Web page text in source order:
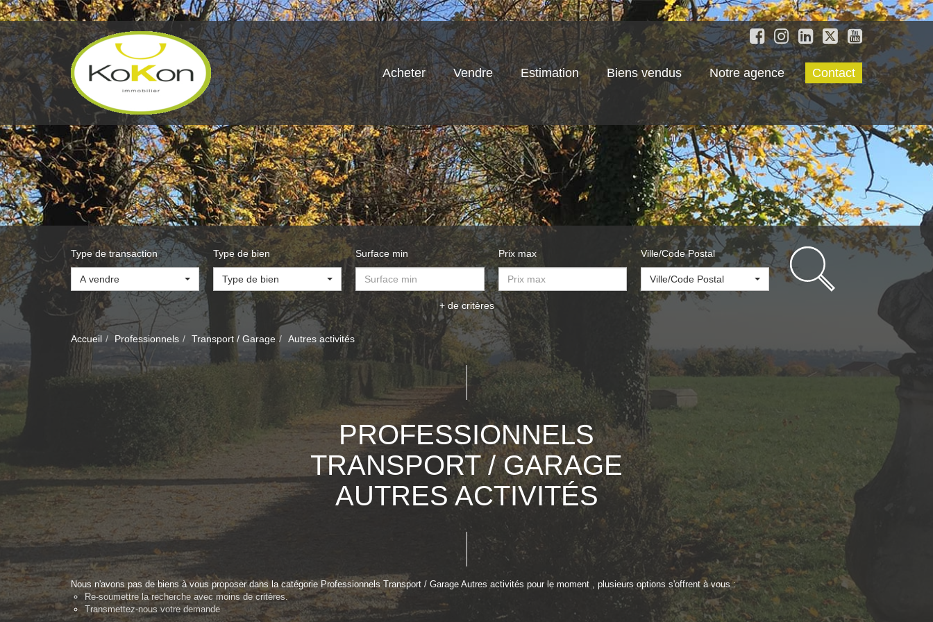
Acheter Vendre Estimation Biens vendus Notre agence Contact
Type de transaction
A vendre
Type de bien
Type de bien
Surface min Prix max Ville/Code Postal
Ville/Code Postal
+ de critères
Accueil Professionnels Transport / Garage Autres activités
PROFESSIONNELS
TRANSPORT / GARAGE
AUTRES ACTIVITÉS
Nous n'avons pas de biens à vous proposer dans la catégorie Professionnels Transport / Garage Autres activités pour le moment , plusieurs options s'offrent à vous :
Re-soumettre la recherche avec moins de critères.
Transmettez-nous votre demande